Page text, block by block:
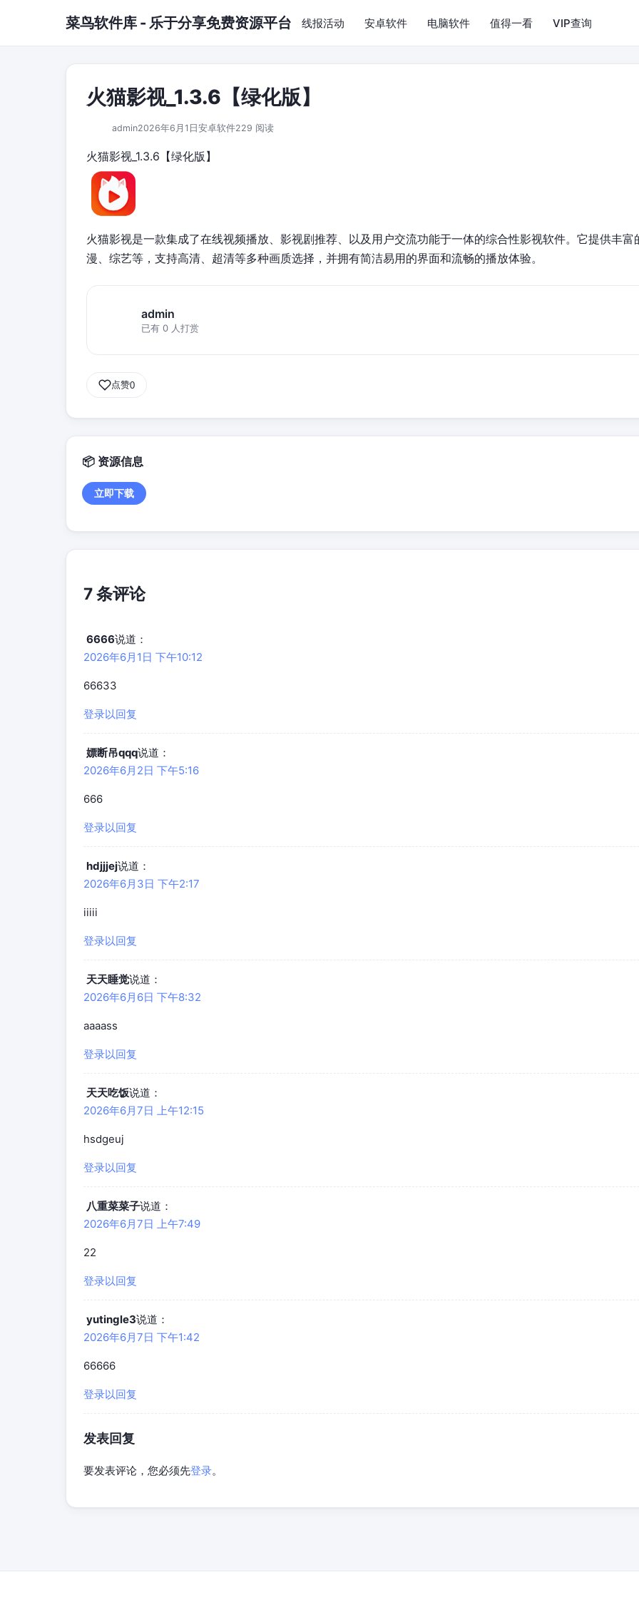
菜鸟软件库 - 乐于分享免费资源平台 线报活动 安卓软件 电脑软件 值得一看 VIP查询
火猫影视_1.3.6【绿化版】
admin2026年6月1日 安卓软件229 阅读
火猫影视_1.3.6【绿化版】
火猫影视是一款集成了在线视频播放、影视剧推荐、以及用户交流功能于一体的综合性影视软件。它提供丰
漫、综艺等，支持高清、超清等多种画质选择，并拥有简洁易用的界面和流畅的播放体验。
admin
已有 0 人打赏
点赞0
资源信息
立即下载
7 条评论
6666说道：
2026年6月1日 下午10:12
66633
登录以回复
嫖断吊qqq说道：
2026年6月2日 下午5:16
666
登录以回复
hdjjjej说道：
2026年6月3日 下午2:17
iiiii
登录以回复
天天睡觉说道：
2026年6月6日 下午8:32
aaaass
登录以回复
天天吃饭说道：
2026年6月7日 上午12:15
hsdgeuj
登录以回复
八重菜菜子说道：
2026年6月7日 上午7:49
22
登录以回复
yutingle3说道：
2026年6月7日 下午1:42
66666
登录以回复
发表回复
要发表评论，您必须先登录。